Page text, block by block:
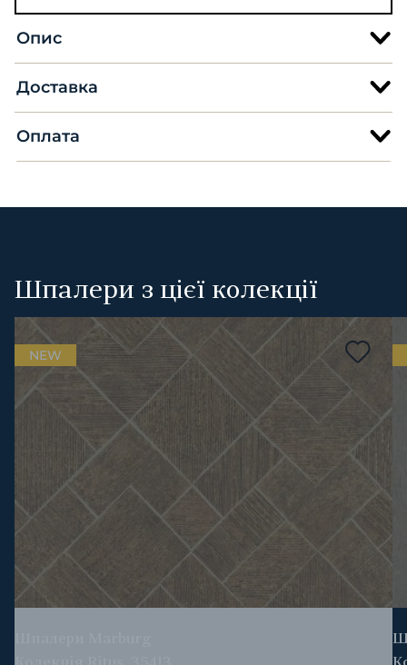
Опис
Доставка
Оплата
Шпалери з цієї колекції
NEW